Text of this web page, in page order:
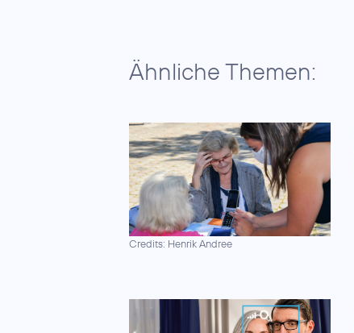
Ähnliche Themen:
Credits: Henrik Andree